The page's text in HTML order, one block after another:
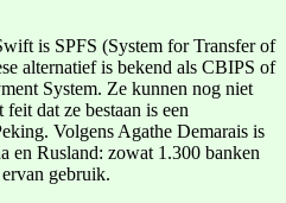
is SPFS (System for Transfer of
alternatief is bekend als CBIPS of
System. Ze kunnen nog niet
dat ze bestaan is een
Volgens Agathe Demarais is
en Rusland: zowat 1.300 banken
gebruik.